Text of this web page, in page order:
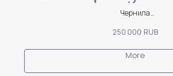
Чернила
250 000 RUB
More